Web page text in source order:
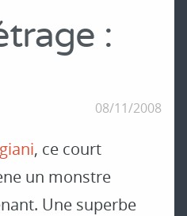
:
08/11/2008
, ce court
un monstre
Une superbe